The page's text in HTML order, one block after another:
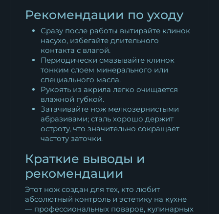
Рекомендации по уходу
Сразу после работы вытирайте клинок
насухо, избегайте длительного
контакта с влагой.
Периодически смазывайте клинок
тонким слоем минерального или
специального масла.
Рукоять из акрила легко очищается
влажной губкой.
Затачивайте нож мелкозернистыми
абразивами; сталь хорошо держит
остроту, что значительно сокращает
частоту заточки.
Краткие выводы и
рекомендации
Этот нож создан для тех, кто любит
абсолютный контроль и эстетику на кухне
— профессиональных поваров, кулинарных